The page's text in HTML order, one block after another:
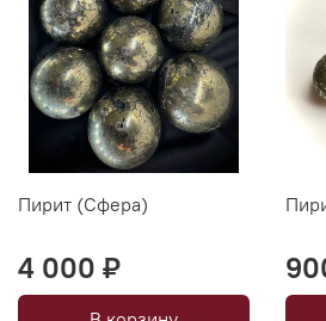
Пирит (Сфера)
4 000 ₽